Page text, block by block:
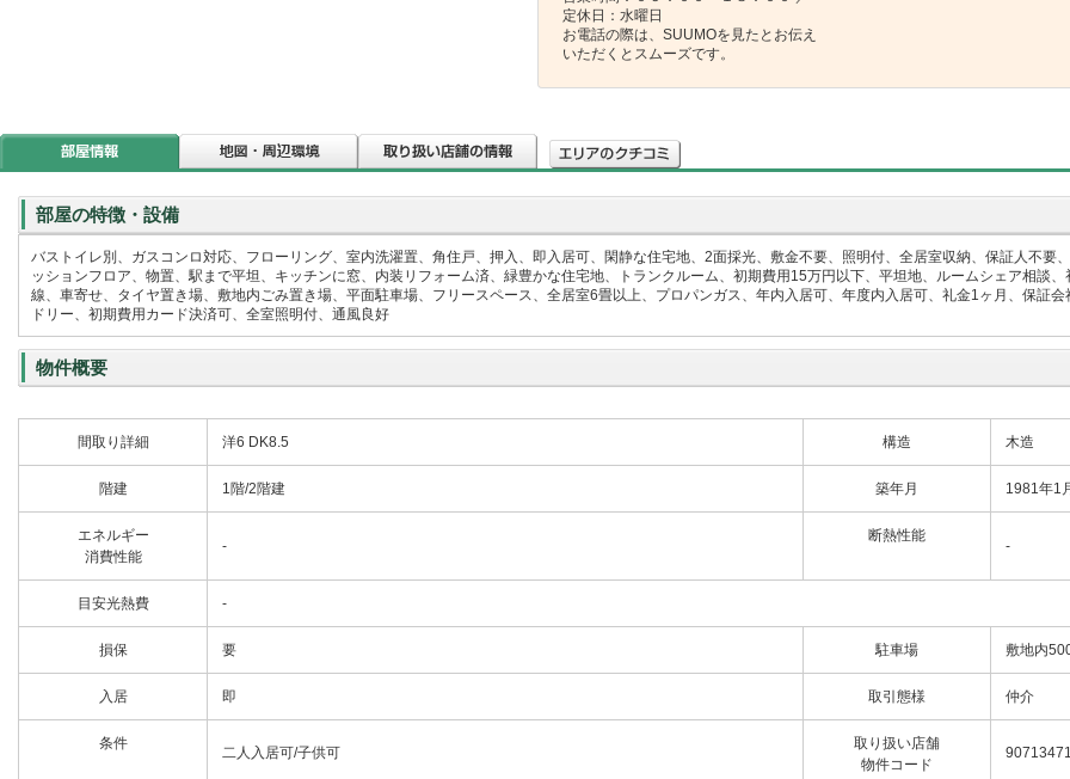
定休日：水曜日
お電話の際は、SUUMOを見たとお伝え
いただくとスムーズです。
部屋の特徴・設備
バストイレ別、ガスコンロ対応、フローリング、室内洗濯置、角住戸、押入、即入居可、閑静な住宅地、2面採光、敷金不要、照明付、全居室収納、保証人不
ッションフロア、物置、駅まで平坦、キッチンに窓、内装リフォーム済、緑豊かな住宅地、トランクルーム、初期費用15万円以下、平坦地、ルームシェア相談
線、車寄せ、タイヤ置き場、敷地内ごみ置き場、平面駐車場、フリースペース、全居室6畳以上、プロパンガス、年内入居可、年度内入居可、礼金1ヶ月、保証
ドリー、初期費用カード決済可、全室照明付、通風良好
物件概要
間取り詳細 洋6 DK8.5 構造 木造
階建 1階/2階建 築年月 1981年1
エネルギー
消費性能
-
断熱性能
-
目安光熱費 -
損保 要 駐車場 敷地内
入居 即 取引態様 仲介
条件
二人入居可/子供可
取り扱い店舗
物件コード
90713471